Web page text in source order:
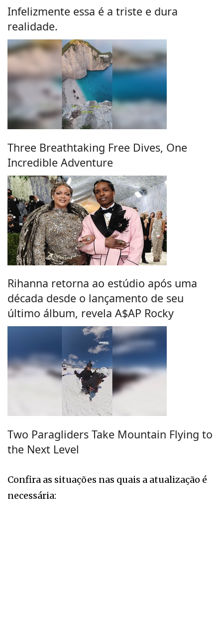
Infelizmente essa é a triste e dura
realidade.
Three Breathtaking Free Dives, One
Incredible Adventure
Rihanna retorna ao estúdio após uma
década desde o lançamento de seu
último álbum, revela A$AP Rocky
Two Paragliders Take Mountain Flying to
the Next Level
Confira as situações nas quais a atualização é
necessária: